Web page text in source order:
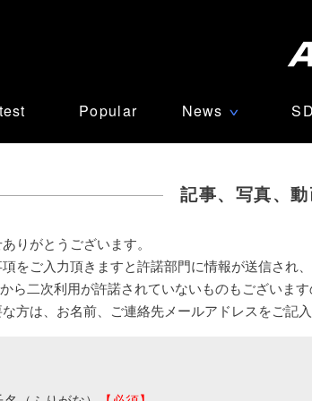
Popular News ∨
記事、写真、
りがとうございます。
をご入力頂きますと許諾部門に情報が送信され
ら二次利用が許諾されていないものもございます
方は、お名前、ご連絡先メールアドレスをご記